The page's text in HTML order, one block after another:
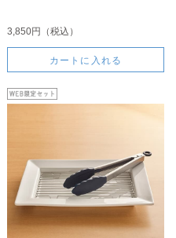
3,850円（税込）
カートに入れる